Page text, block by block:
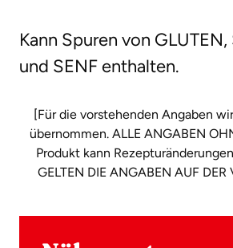
Kann Spuren von GLUTEN,
und SENF enthalten.
[Für die vorstehenden Angaben
übernommen. ALLE ANGABEN
Produkt kann
GELTEN DIE ANGABEN AUF DER